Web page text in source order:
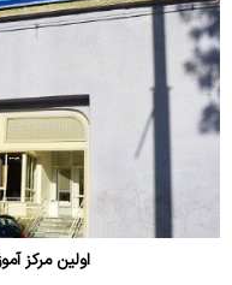
اولین مرکز آموزش